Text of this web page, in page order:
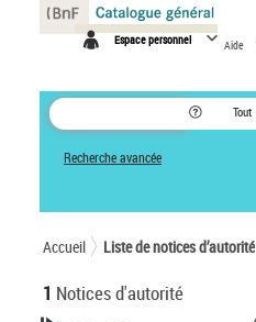
Espace personnel Aide
Tout
Recherche avancée
Accueil Liste de notices d’autorité
1 Notices d'autorité
Panneau de gestion des cookies